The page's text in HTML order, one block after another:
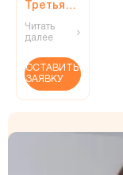
Третья
подарок!
Читать
далее
ОСТАВИТЬ
ЗАЯВКУ